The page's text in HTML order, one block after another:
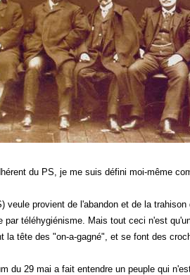
du PS, je me suis défini moi-même
veule provient de l'abandon et de la
par téléhygiénisme. Mais tout ceci n'est
la tête des "on-a-gagné", et se font des
du 29 mai a fait entendre un peuple qui